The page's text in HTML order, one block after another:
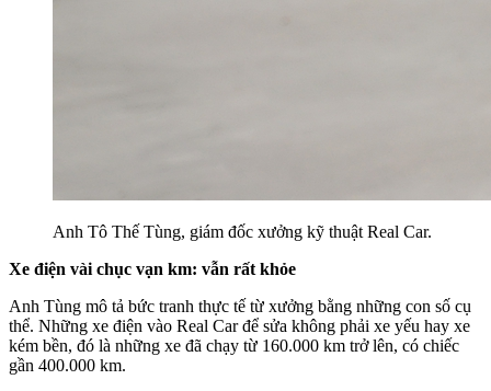
Anh Tô Thế Tùng, giám đốc xưởng kỹ thuật Real Car.
Xe điện vài chục vạn km: vẫn rất khỏe
Anh Tùng mô tả bức tranh thực tế từ xưởng bằng những con số cụ
thể. Những xe điện vào Real Car để sửa không phải xe yếu hay xe
kém bền, đó là những xe đã chạy từ 160.000 km trở lên, có chiếc
gần 400.000 km.